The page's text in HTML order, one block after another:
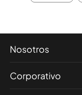
Nosotros
Corporativo